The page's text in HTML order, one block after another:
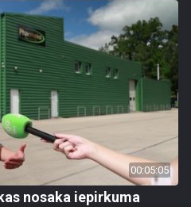
00:05:05
nosaka iepirkuma